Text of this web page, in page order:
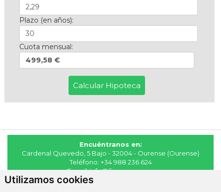
Utilizamos cookies
Plazo (en años):
Cuota mensual:
499,58 €
Encuéntranos en:
Cardenal Quevedo, 5 Bajo - 32004 - Ourense (Ourense)
Teléfono: +34 988 236 624
E-mail:info@fincasmaya.es